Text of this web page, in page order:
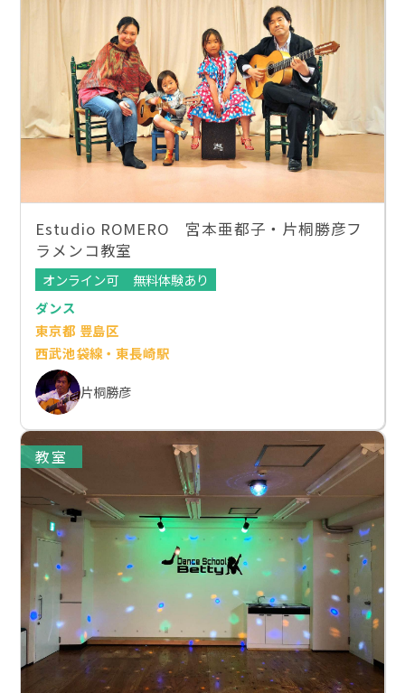
Estudio ROMERO 宮本亜都子・片桐勝彦フ
ラメンコ教室
オンライン可
無料体験あり
ダンス
東京都 豊島区
西武池袋線・東長崎駅
片桐勝彦
教室